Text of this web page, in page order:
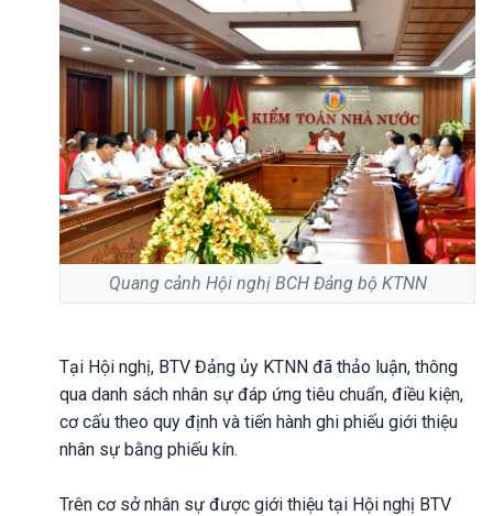
Quang cảnh Hội nghị BCH Đảng bộ KTNN
Tại Hội nghị, BTV Đảng ủy KTNN đã thảo luận, thông
qua danh sách nhân sự đáp ứng tiêu chuẩn, điều kiện,
cơ cấu theo quy định và tiến hành ghi phiếu giới thiệu
nhân sự bằng phiếu kín.
Trên cơ sở nhân sự được giới thiệu tại Hội nghị BTV